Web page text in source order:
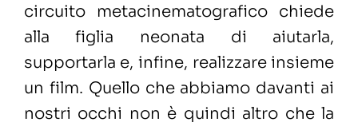
circuito metacinematografico chiede
alla figlia neonata di aiutarla,
supportarla e, infine, realizzare insieme
un film. Quello che abbiamo davanti ai
nostri occhi non è quindi altro che la